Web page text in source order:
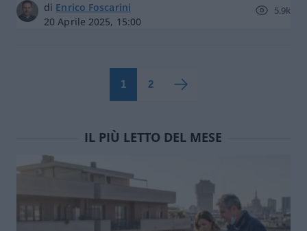
di Enrico Foscarini
20 Aprile 2025, 15:00
5.9k
1 2
IL PIÙ LETTO DEL MESE